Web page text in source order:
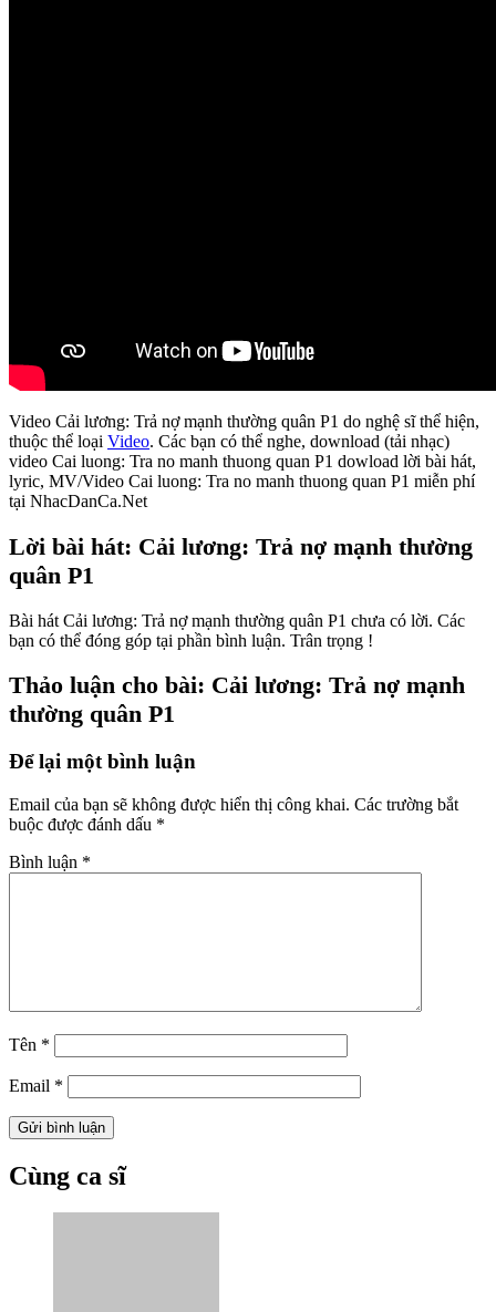
Video Cải lương: Trả nợ mạnh thường quân P1 do nghệ sĩ thể hiện,
thuộc thể loại Video. Các bạn có thể nghe, download (tải nhạc)
video Cai luong: Tra no manh thuong quan P1 dowload lời bài hát,
lyric, MV/Video Cai luong: Tra no manh thuong quan P1 miễn phí
tại NhacDanCa.Net
Lời bài hát: Cải lương: Trả nợ mạnh thường
quân P1
Bài hát Cải lương: Trả nợ mạnh thường quân P1 chưa có lời. Các
bạn có thể đóng góp tại phần bình luận. Trân trọng !
Thảo luận cho bài: Cải lương: Trả nợ mạnh
thường quân P1
Để lại một bình luận
Email của bạn sẽ không được hiển thị công khai. Các trường bắt
buộc được đánh dấu *
Bình luận *
Tên *
Email *
Cùng ca sĩ